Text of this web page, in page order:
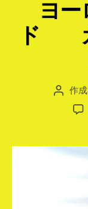
ヨ
ド カ
投 作